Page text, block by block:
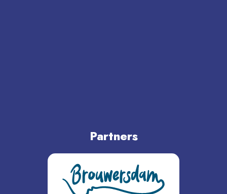
Partners